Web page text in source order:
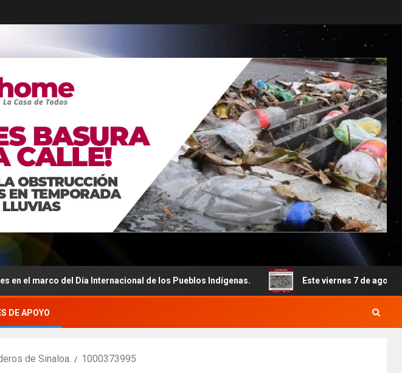
del Día Internacional de los Pueblos Indígenas. Este viernes 7 de agosto inicia
DE APOYO
de Sinaloa. 1000373995